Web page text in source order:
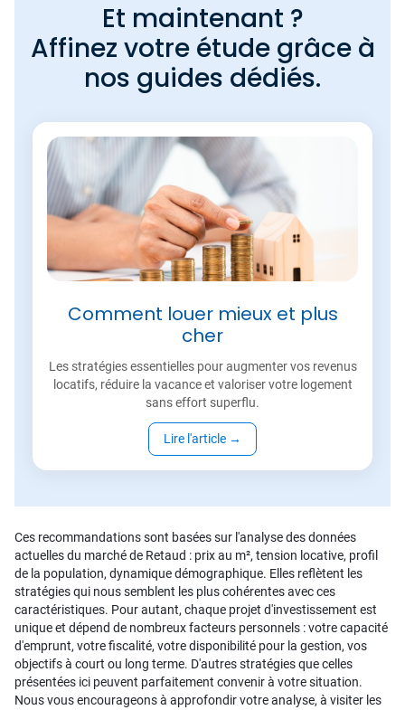
Et maintenant ?
Affinez votre étude grâce à
nos guides dédiés.
Comment louer mieux et plus
cher
Les stratégies essentielles pour augmenter vos revenus
locatifs, réduire la vacance et valoriser votre logement
sans effort superflu.
Lire l'article →
Ces recommandations sont basées sur l'analyse des données
actuelles du marché de Retaud : prix au m², tension locative, profil
de la population, dynamique démographique. Elles reflètent les
stratégies qui nous semblent les plus cohérentes avec ces
caractéristiques. Pour autant, chaque projet d'investissement est
unique et dépend de nombreux facteurs personnels : votre capacité
d'emprunt, votre fiscalité, votre disponibilité pour la gestion, vos
objectifs à court ou long terme. D'autres stratégies que celles
présentées ici peuvent parfaitement convenir à votre situation.
Nous vous encourageons à approfondir votre analyse, à visiter les